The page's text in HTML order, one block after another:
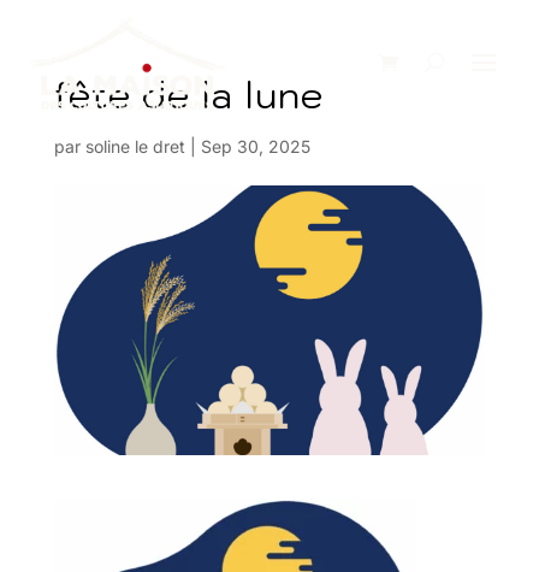
fête de la lune
par soline le dret Sep 30, 2025